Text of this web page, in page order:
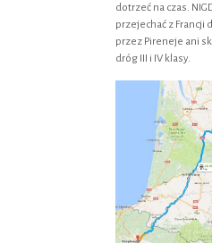
dotrzeć na czas.
przejechać z Francji
przez Pireneje ani
dróg III i IV klasy.